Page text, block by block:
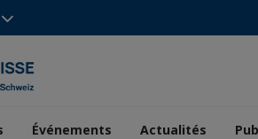
Événements Actualités